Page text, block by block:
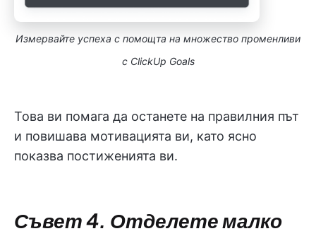
Измервайте успеха с помощта на множество променливи
с ClickUp Goals
Това ви помага да останете на правилния път
и повишава мотивацията ви, като ясно
показва постиженията ви.
Съвет 4. Отделете малко